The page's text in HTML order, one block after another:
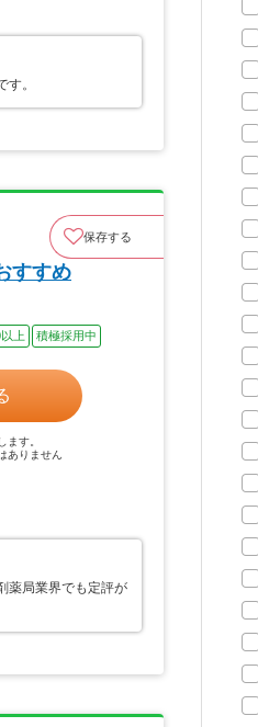
。
保存する
すすめ
上 積極採用中
ます。
ありません
薬局業界でも定評が